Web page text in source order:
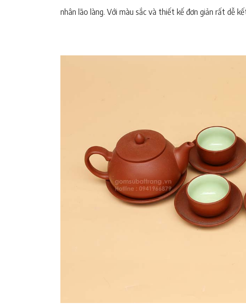
nhân lão làng. Với màu sắc và thiết kế đơn giản rất dễ